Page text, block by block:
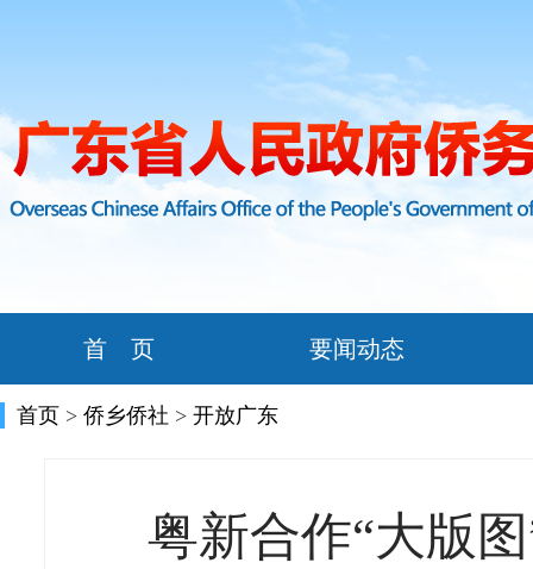
首 页 要闻动态
首页 > 侨乡侨社 > 开放广东
粤新合作“大版